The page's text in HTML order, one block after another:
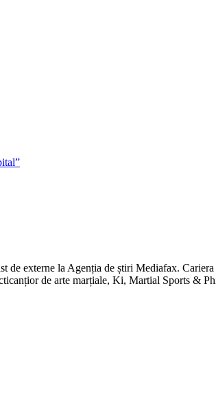
de externe la Agenția de știri Mediafax.
de arte marțiale, Ki, Martial Sports &